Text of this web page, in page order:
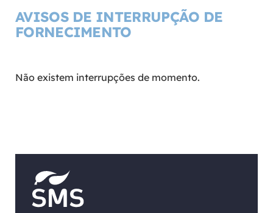
AVISOS DE INTERRUPÇÃO DE
FORNECIMENTO
Não existem interrupções de momento.